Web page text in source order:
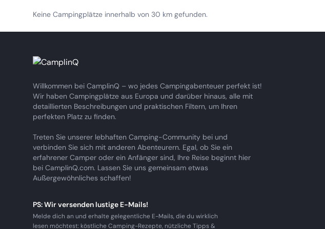
Keine Campingplätze innerhalb von 30 km gefunden.
Willkommen bei CamplinQ – wo jedes Campingabenteuer perfekt ist!
Wir haben Campingplätze aus Europa und darüber hinaus, alle mit
detaillierten Beschreibungen und praktischen Filtern, um Ihren
perfekten Platz zu finden.
Treten Sie unserer lebhaften Camping-Community bei und
verbinden Sie sich mit anderen Abenteurern. Egal, ob Sie ein
erfahrener Camper oder ein Anfänger sind, Ihre Reise beginnt hier
bei CamplinQ.com. Lassen Sie uns gemeinsam etwas
Außergewöhnliches schaffen!
PS: Wir versenden lustige E-Mails!
Melde dich an und erhalte gelegentliche E-Mails, die du wirklich
lesen möchtest: köstliche Camping-Rezepte, nützliche Tipps &